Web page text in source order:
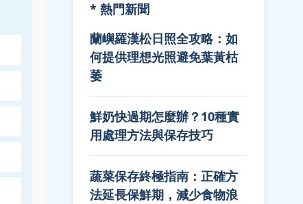
* 熱門新聞
蘭嶼羅漢松日照全攻略：如
何提供理想光照避免葉黃枯
萎
鮮奶快過期怎麼辦？10種實
用處理方法與保存技巧
蔬菜保存終極指南：正確方
法延長保鮮期，減少食物浪